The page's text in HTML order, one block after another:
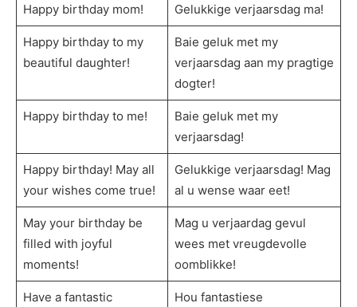
Happy birthday mom! Gelukkige verjaarsdag ma!
Happy birthday to my
beautiful daughter!
Baie geluk met my
verjaarsdag aan my pragtige
dogter!
Happy birthday to me!
Baie geluk met my
verjaarsdag!
Happy birthday! May all
your wishes come true!
Gelukkige verjaarsdag! Mag
al u wense waar eet!
May your birthday be
filled with joyful
moments!
Mag u verjaardag gevul
wees met vreugdevolle
oomblikke!
Have a fantastic
Hou fantastiese